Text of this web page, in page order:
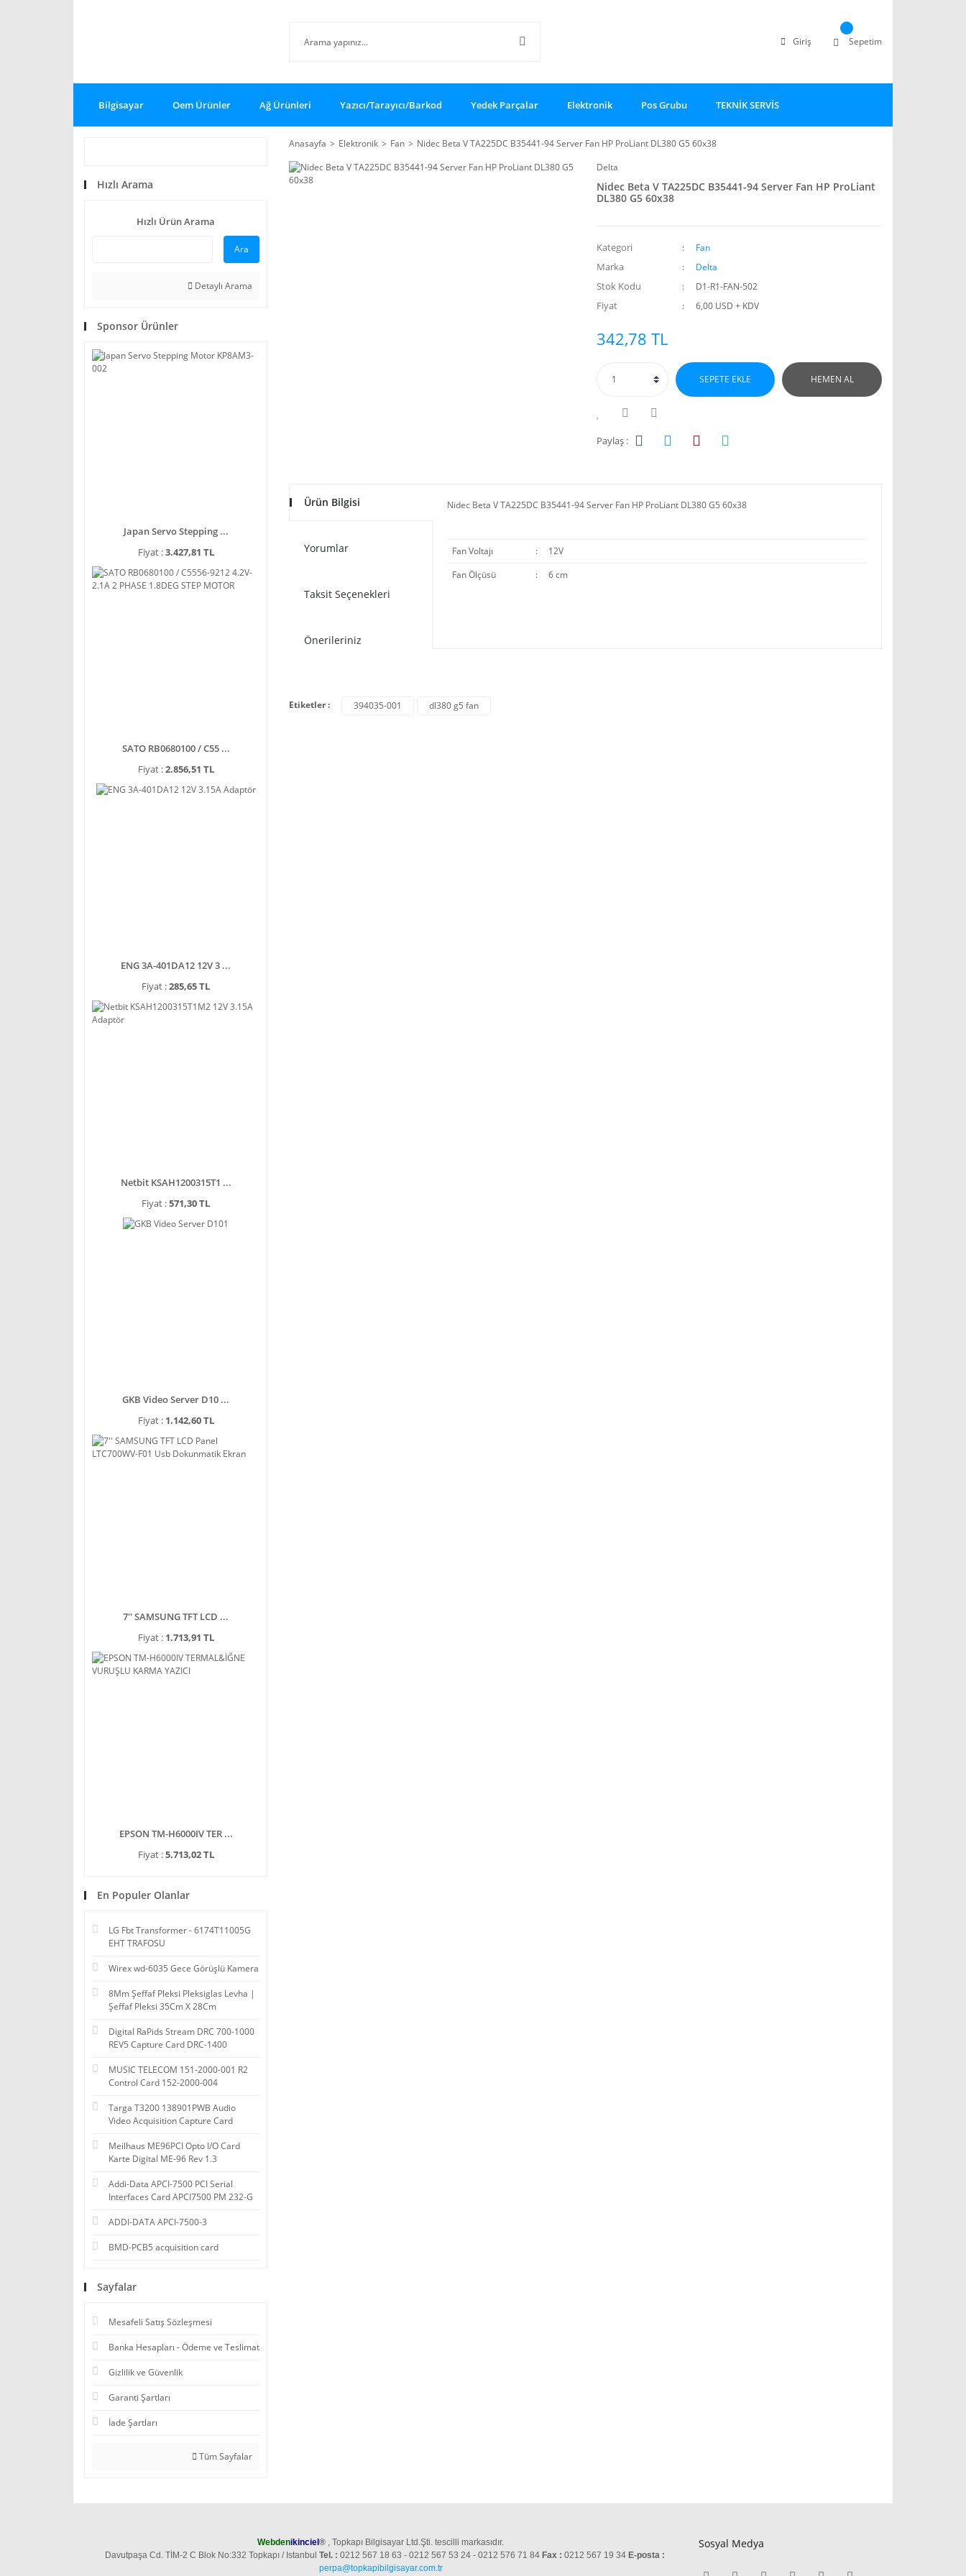
Giriş Sepetim
Bilgisayar Oem Ürünler Ağ Ürünleri Yazıcı/Tarayıcı/Barkod Yedek Parçalar Elektronik Pos Grubu TEKNİK SERVİS
Hızlı Arama
Hızlı Ürün Arama
Ara
Detaylı Arama
Sponsor Ürünler
Japan Servo Stepping ...
Fiyat :3.427,81 TL
SATO RB0680100 / C55 ...
Fiyat :2.856,51 TL
ENG 3A-401DA12 12V 3 ...
Fiyat :285,65 TL
Netbit KSAH1200315T1 ...
Fiyat :571,30 TL
GKB Video Server D10 ...
Fiyat : 1.142,60 TL
7'' SAMSUNG TFT LCD ...
Fiyat : 1.713,91 TL
EPSON TM-H6000IV TER ...
Fiyat :5.713,02 TL
En Populer Olanlar
LG Fbt Transformer - 6174T11005G
EHT TRAFOSU
Wirex wd-6035 Gece Görüşlü Kamera
8Mm Şeffaf Pleksi Pleksiglas Levha |
Şeffaf Pleksi 35Cm X 28Cm
Digital RaPids Stream DRC 700-1000
REV5 Capture Card DRC-1400
MUSIC TELECOM 151-2000-001 R2
Control Card 152-2000-004
Targa T3200 138901PWB Audio
Video Acquisition Capture Card
Meilhaus ME96PCI Opto I/O Card
Karte Digital ME-96 Rev 1.3
Addi-Data APCI-7500 PCI Serial
Interfaces Card APCI7500 PM 232-G
ADDI-DATA APCI-7500-3
BMD-PCB5 acquisition card
Sayfalar
Mesafeli Satış Sözleşmesi
Banka Hesapları - Ödeme ve Teslimat
Gizlilik ve Güvenlik
Garanti Şartları
İade Şartları
Tüm Sayfalar
Anasayfa Elektronik Fan
Nidec Beta V TA225DC B35441-94 Server Fan HP ProLiant DL380 G5 60x38
Delta
Nidec Beta V TA225DC B35441-94 Server Fan HP ProLiant
DL380 G5 60x38
Kategori Fan
Marka Delta
Stok Kodu D1-R1-FAN-502
Fiyat 6,00 USD + KDV
342,78 TL
SEPETE EKLE HEMEN AL
Paylaş :
Ürün Bilgisi
Yorumlar
Taksit Seçenekleri
Önerileriniz
Nidec Beta V TA225DC B35441-94 Server Fan HP ProLiant DL380 G5 60x38
Fan Voltajı :
12V
Fan Ölçüsü
: 6 cm
Etiketler : 394035-001 dl380 g5 fan
Webdenikinciel ® , Topkapı Bilgisayar Ltd.Şti. tescilli markasıdır.
Davutpaşa Cd. TİM-2 C Blok No:332 Topkapı / Istanbul Tel. : 0212 567 18 63 - 0212 567 53 24 - 0212 576 71 84 Fax : 0212 567 19 34 E-posta :
perpa@topkapibilgisayar.com.tr
Sosyal Medya